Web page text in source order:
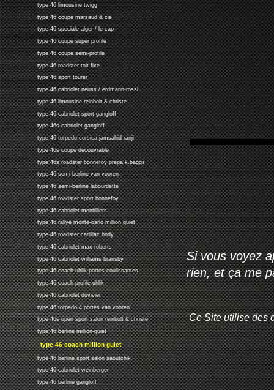
type 46 limousine twigg
type 46 coupe marsaud & cie
type 46 speciale alger / le cap
type 46 coupe super profile
type 46 coupe semi-profile
type 46 roadster toit fixe
type 46 sport tourer
type 46 cabriolet neuss / erdmann-rossi
type 46 limousine reinbolt & christe
type 46 cabriolet sport gangloff
type 46s cabriolet gangloff
type 46 torpedo corsica jamsahid ranji
type 46s coupe decouvrable
type 46s roadster bonnefoy prepa k.baggs
type 46 semi-berline van vooren
type 46 semi-berline labourdette
type 46 roadster sport bonnefoy
type 46 cabriolet montilliers
type 46 rallye monte-carlo million guiet
type 46 roadster cadillac body
type 46 cabriolet max roberts
type 46 cabriolet williams bransby
type 46 coach uhlik portes coulissantes
type 46 coach profile uhlik
type 46 cabriolet duvivier
type 46 torpedo 4 portes van vooren
type 46s open sport salon reinbolt & christe
type 46 berline million-guiet
type 46 coach million-guiet
type 46 berline sport salon saoutchik
type 46 cabriolet weinberger
type 46 berline gangloff
Si vous voyez
rien, et ça me
Ce Site utilise des